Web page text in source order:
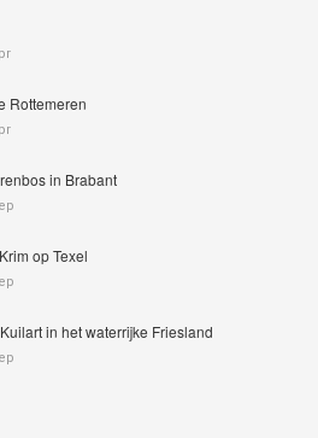
Rottemeren
in Brabant
op Texel
in het waterrijke Friesland